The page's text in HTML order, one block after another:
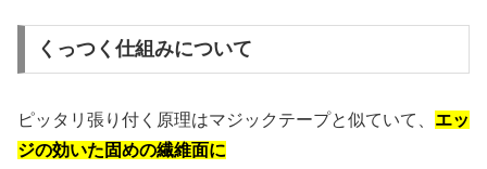
くっつく仕組みについて
ピッタリ張り付く原理はマジックテープと似ていて、 エッ
ジの効いた固めの繊維面に